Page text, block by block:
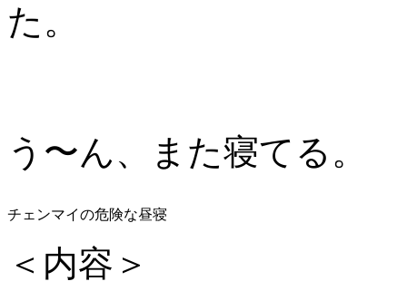
た。
う〜ん、また寝てる。
チェンマイの危険な昼寝
＜内容＞